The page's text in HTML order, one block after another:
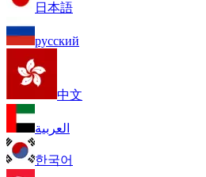
日本語
русский
中文
العربية
한국어